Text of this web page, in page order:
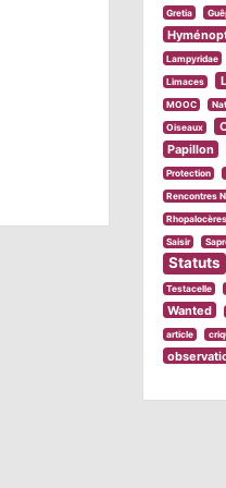
Gretia
Lampyridae
Limaces
MOOC
Oiseaux
Papillon
Protection
Rencontres
Rhopalocères
Saisir
Statuts
Testacelle
Wanted
article